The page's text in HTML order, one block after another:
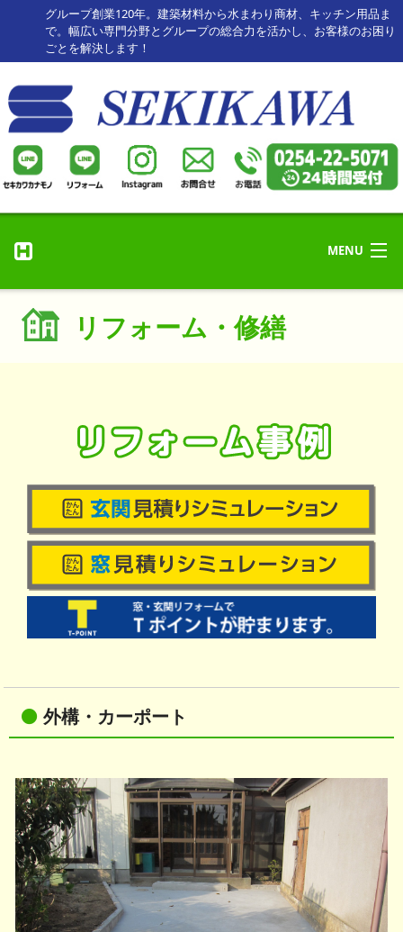
グループ創業120年。建築材料から水まわり商材、キッチン用品ま
で。幅広い専門分野とグループの総合力を活かし、お客様のお困り
ごとを解決します！
ホーム
MENU
リフォーム・修理
リフォーム事例
会社情報
お知らせ
リフォーム・修繕
外構・カーポート